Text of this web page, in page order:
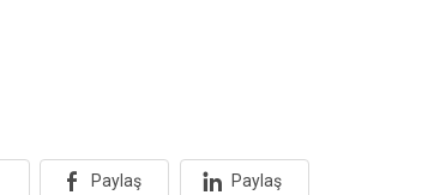
Paylaş Paylaş